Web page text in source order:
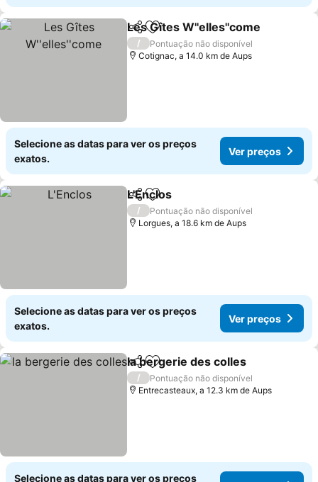
PartilharAdicionar aos favoritos
Les Gîtes W''elles''come
/
Pontuação não disponível
Cotignac, a 14.0 km de Aups
Selecione as datas para ver os preços
exatos.
Ver preços
PartilharAdicionar aos favoritos
L'Enclos
/
Pontuação não disponível
Lorgues, a 18.6 km de Aups
Selecione as datas para ver os preços
exatos.
Ver preços
PartilharAdicionar aos favoritos
la bergerie des colles
/
Pontuação não disponível
Entrecasteaux, a 12.3 km de Aups
Selecione as datas para ver os preços